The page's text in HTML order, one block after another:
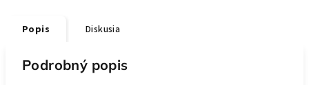
Popis Diskusia
Podrobný popis